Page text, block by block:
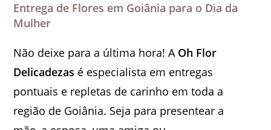
Entrega de Flores em Goiânia para o Dia da
Mulher
Não deixe para a última hora! A Oh Flor
Delicadezas é especialista em entregas
pontuais e repletas de carinho em toda a
região de Goiânia. Seja para presentear a